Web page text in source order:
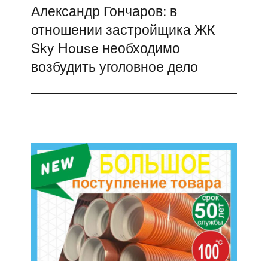
Следующая
запись:
Александр Гончаров: в
отношении застройщика ЖК
Sky House необходимо
возбудить уголовное дело